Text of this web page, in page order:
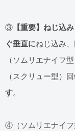
③ 【重要】ねじ込み
ぐ垂直にねじ込み
（ソムリエナイフ型
（スクリュー型）
す。
④（ソムリエナイフ